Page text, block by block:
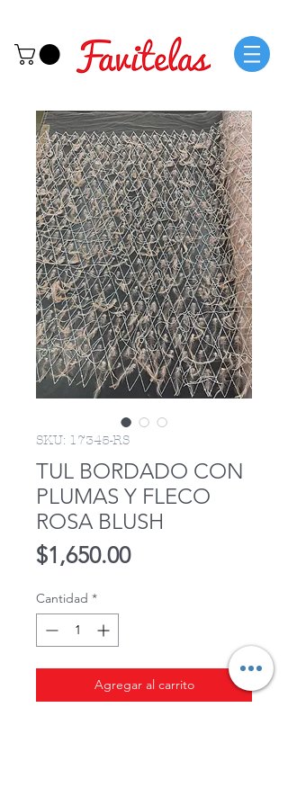
SKU: 17345-RS
TUL BORDADO CON
PLUMAS Y FLECO
ROSA BLUSH
$1,650.00Precio
Cantidad *
Agregar al carrito